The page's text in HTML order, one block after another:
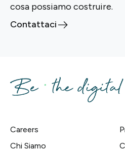
cosa possiamo costruire.
Contattaci
Careers
Chi Siamo